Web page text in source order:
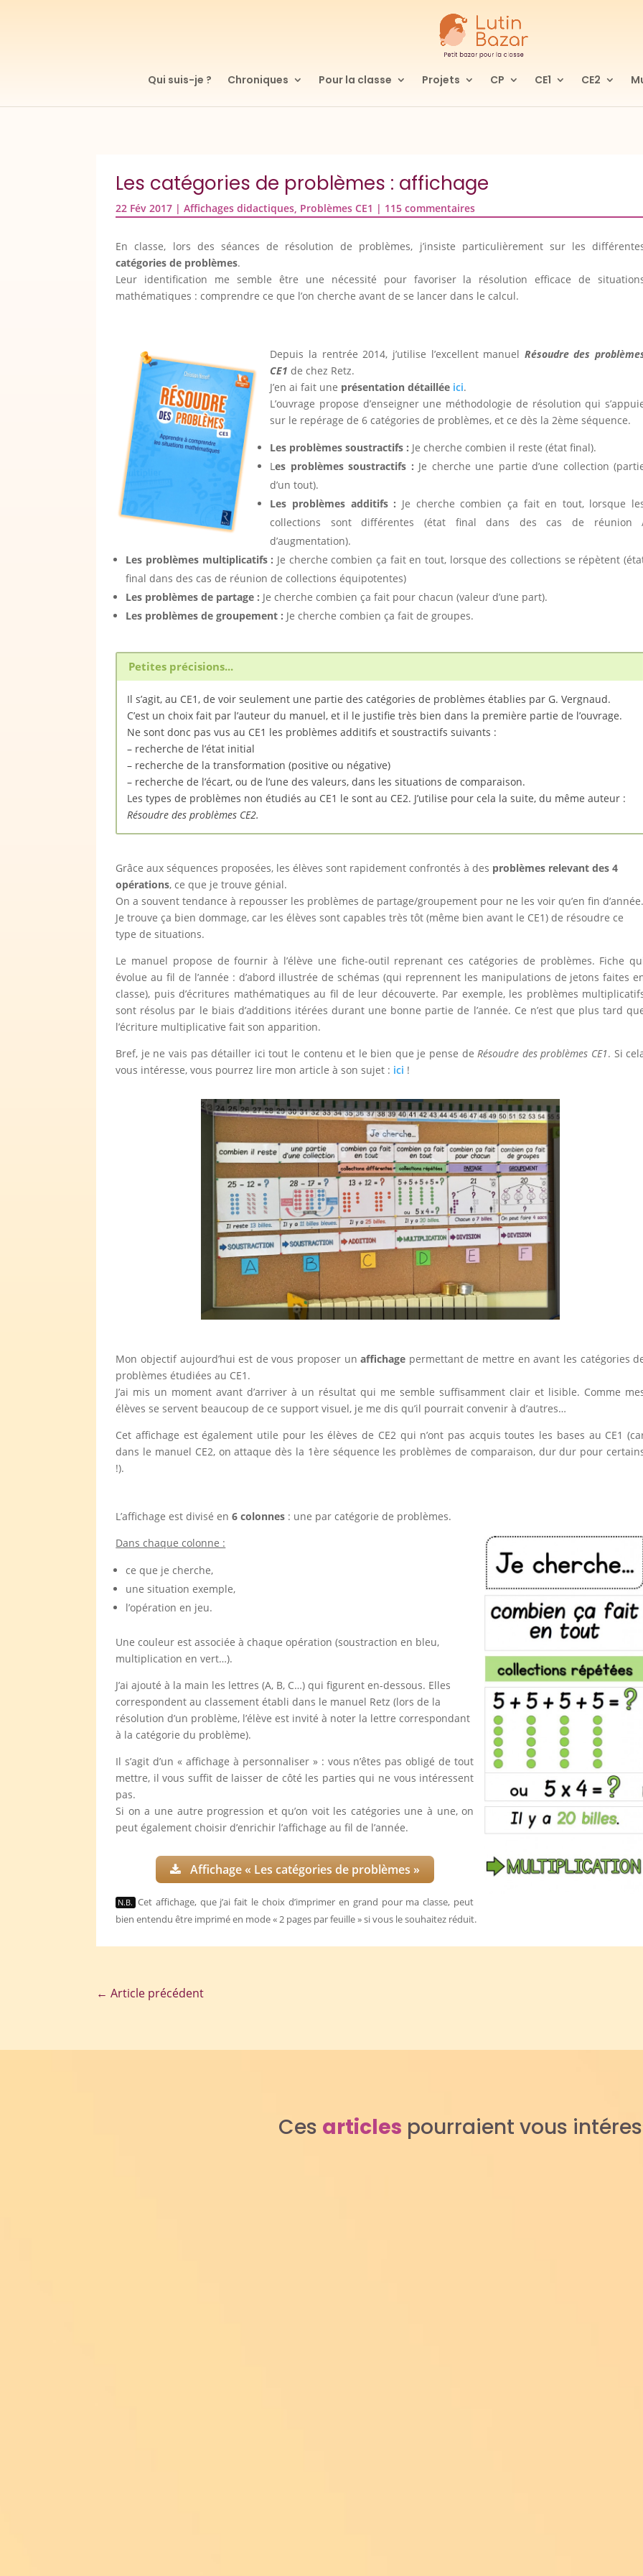
Qui suis-je ? Chroniques Pour la classe Projets CP CE1 CE2
Les catégories de problèmes : affichage
22 Fév 2017 |Affichages didactiques, Problèmes CE1 | 115 commentaires
En classe, lors des séances de résolution de problèmes, j’insiste particulièrement sur les
catégories de problèmes.
Leur identification me semble être une nécessité pour favoriser la résolution efficace de
mathématiques : comprendre ce que l’on cherche avant de se lancer dans le calcul.
Depuis la rentrée 2014, j’utilise l’excellent manuel Résoudre des
CE1 de chez Retz.
J’en ai fait une présentation détaillée ici.
L’ouvrage propose d’enseigner une méthodologie de résolution qui
sur le repérage de 6 catégories de problèmes, et ce dès la 2ème séquence.
Les problèmes soustractifs : Je cherche combien il reste (état final).
Les problèmes soustractifs : Je cherche une partie d’une collection
d’un tout).
Les problèmes additifs : Je cherche combien ça fait en tout, lorsque
collections sont différentes (état final dans des cas de réunion
d’augmentation).
Les problèmes multiplicatifs : Je cherche combien ça fait en tout, lorsque des collections se répètent
final dans des cas de réunion de collections équipotentes)
Les problèmes de partage : Je cherche combien ça fait pour chacun (valeur d’une part).
Les problèmes de groupement : Je cherche combien ça fait de groupes.
Petites précisions...
Il s’agit, au CE1, de voir seulement une partie des catégories de problèmes établies par G. Vergnaud.
C’est un choix fait par l’auteur du manuel, et il le justifie très bien dans la première partie de l’ouvrage.
Ne sont donc pas vus au CE1 les problèmes additifs et soustractifs suivants :
– recherche de l’état initial
– recherche de la transformation (positive ou négative)
– recherche de l’écart, ou de l’une des valeurs, dans les situations de comparaison.
Les types de problèmes non étudiés au CE1 le sont au CE2. J’utilise pour cela la suite, du même auteur :
Résoudre des problèmes CE2.
Grâce aux séquences proposées, les élèves sont rapidement confrontés à des problèmes relevant des 4
opérations, ce que je trouve génial.
On a souvent tendance à repousser les problèmes de partage/groupement pour ne les voir qu’en fin d’année.
Je trouve ça bien dommage, car les élèves sont capables très tôt (même bien avant le CE1) de résoudre ce
type de situations.
Le manuel propose de fournir à l’élève une fiche-outil reprenant ces catégories de problèmes. Fiche
évolue au fil de l’année : d’abord illustrée de schémas (qui reprennent les manipulations de jetons faites
classe), puis d’écritures mathématiques au fil de leur découverte. Par exemple, les problèmes
sont résolus par le biais d’additions itérées durant une bonne partie de l’année. Ce n’est que plus tard
l’écriture multiplicative fait son apparition.
Bref, je ne vais pas détailler ici tout le contenu et le bien que je pense deRésoudre des problèmes CE1. Si
vous intéresse, vous pourrez lire mon article à son sujet : ici !
Mon objectif aujourd’hui est de vous proposer unaffichage permettant de mettre en avant les catégories
problèmes étudiées au CE1.
J’ai mis un moment avant d’arriver à un résultat qui me semble suffisamment clair et lisible. Comme
élèves se servent beaucoup de ce support visuel, je me dis qu’il pourrait convenir à d’autres…
Cet affichage est également utile pour les élèves de CE2 qui n’ont pas acquis toutes les bases au CE1
dans le manuel CE2, on attaque dès la 1ère séquence les problèmes de comparaison, dur dur pour
!).
L’affichage est divisé en6 colonnes : une par catégorie de problèmes.
Dans chaque colonne :
ce que je cherche,
une situation exemple,
l’opération en jeu.
Une couleur est associée à chaque opération (soustraction en bleu,
multiplication en vert…).
J’ai ajouté à la main les lettres (A, B, C…) qui figurent en-dessous. Elles
correspondent au classement établi dans le manuel Retz (lors de la
résolution d’un problème, l’élève est invité à noter la lettre correspondant
à la catégorie du problème).
Il s’agit d’un « affichage à personnaliser » : vous n’êtes pas obligé de tout
mettre, il vous suffit de laisser de côté les parties qui ne vous intéressent
pas.
Si on a une autre progression et qu’on voit les catégories une à une, on
peut également choisir d’enrichir l’affichage au fil de l’année.
Affichage « Les catégories de problèmes »
N.B. Cet affichage, que j’ai fait le choix d’imprimer en grand pour ma classe, peut
bien entendu être imprimé en mode « 2 pages par feuille » si vous le souhaitez réduit.
←Article précédent
Ces articles pourraient vous